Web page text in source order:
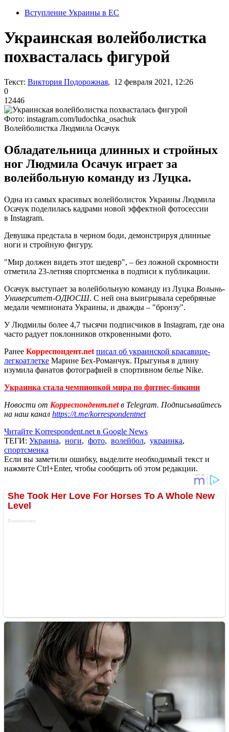
Вступление Украины в ЕС
Украинская волейболистка
похвасталась фигурой
Текст: Виктория Подорожная, 12 февраля 2021, 12:26
0
12446
Фото: instagram.com/ludochka_osachuk
Волейболистка Людмила Осачук
Обладательница длинных и стройных
ног Людмила Осачук играет за
волейбольную команду из Луцка.
Одна из самых красивых волейболисток Украины Людмила
Осачук поделилась кадрами новой эффектной фотосессии
в Instagram.
Девушка предстала в черном боди, демонстрируя длинные
ноги и стройную фигуру.
"Мир должен видеть этот шедевр", – без ложной скромности
отметила 23-летняя спортсменка в подписи к публикации.
Осачук выступает за волейбольную команду из Луцка Волынь-
Университет-ОДЮСШ. С ней она выигрывала серебряные
медали чемпионата Украины, и дважды – "бронзу".
У Людмилы более 4,7 тысячи подписчиков в Instagram, где она
часто радует поклонников откровенными фото.
Ранее Корреспондент.net писал об украинской красавице-
легкоатлетке Марине Бех-Романчук. Прыгунья в длину
изумила фанатов фотографией в спортивном белье Nike.
Украинка стала чемпионкой мира по фитнес-бикини
Новости от Корреспондент.netв Telegram. Подписывайтесь
на наш канал https://t.me/korrespondentnet
Читайте Korrespondent.net в Google News
ТЕГИ: Украина, ноги, фото, волейбол, украинка,
спортсменка
Если вы заметили ошибку, выделите необходимый текст и
нажмите Ctrl+Enter, чтобы сообщить об этом редакции.